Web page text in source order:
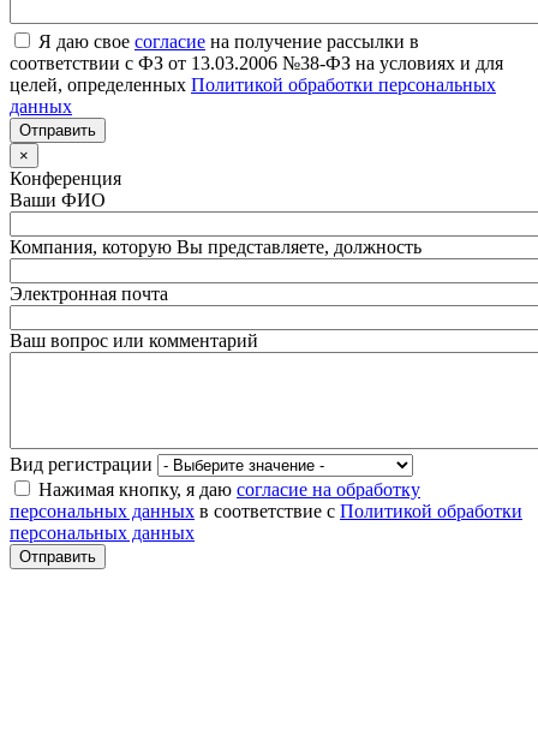
Я даю свое согласие на получение рассылки в
соответствии с ФЗ от 13.03.2006 №38-ФЗ на условиях и для
целей, определенных Политикой обработки персональных
данных
×
Конференция
Ваши ФИО
Компания, которую Вы представляете, должность
Электронная почта
Ваш вопрос или комментарий
Вид регистрации
Нажимая кнопку, я даю согласие на обработку
персональных данных в соответствие с Политикой обработки
персональных данных